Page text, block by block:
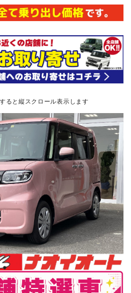
ると縦スクロール表示します